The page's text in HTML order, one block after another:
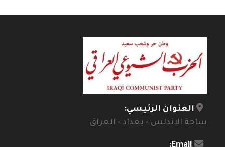
العنوان الرئيسي:
ساحة الاندلس - بغداد - العراق